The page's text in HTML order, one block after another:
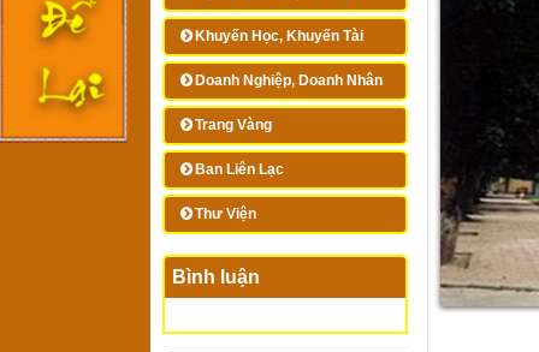
Khuyến Học, Khuyến Tài
Doanh Nghiệp, Doanh Nhân
Trang Vàng
Ban Liên Lạc
Thư Viện
Bình luận